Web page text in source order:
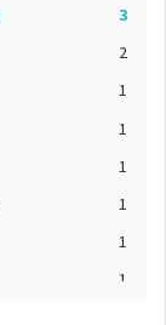
3
2
1
1
1
1
1
1